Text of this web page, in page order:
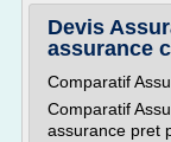
Devis
assurance
Comparatif
Comparatif
assurance pret